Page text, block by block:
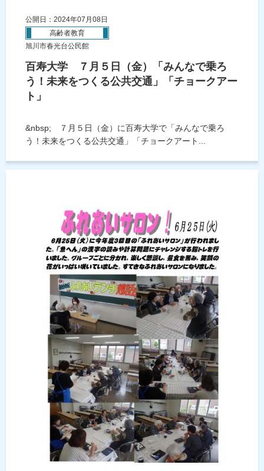
公開日：2024年07月08日
高齢者教育
旭川市春光台公民館
百寿大学 ７月５日（金）「みんなで乗ろ
う！未来をつくる公共交通」「チョークアー
ト」
&nbsp; ７月５日（金）に百寿大学で「みんなで乗ろ
う！未来をつくる公共交通」「チョークアート...